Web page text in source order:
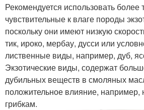
Рекомендуется использовать
чувствительные к влаге породы
поскольку они имеют низкую
тик, ироко, мербау, дусси или
лиственные виды, например, дуб,
Экзотические виды, содержат
дубильных веществ в смоляных
положительное влияние, например,
грибкам.